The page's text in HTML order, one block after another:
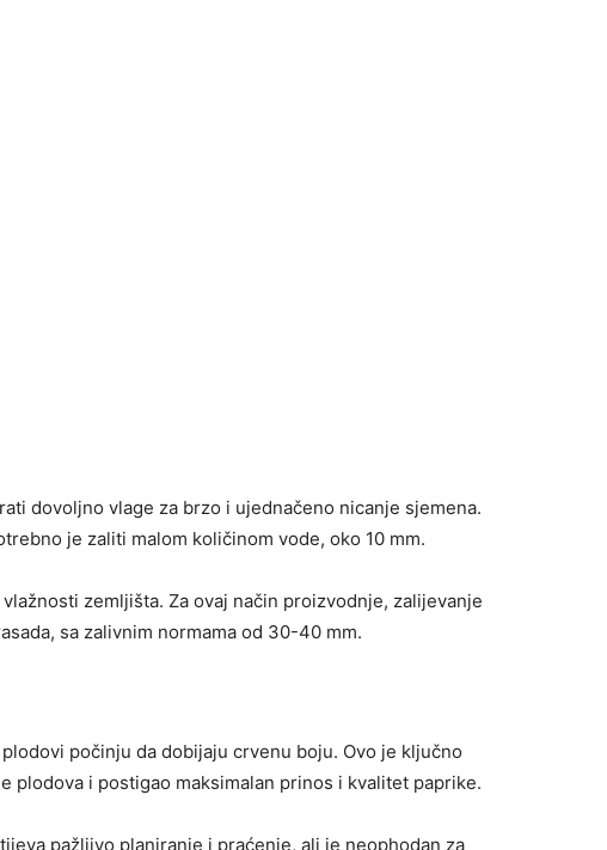
dovoljno vlage za brzo i ujednačeno nicanje sjemena.
je zaliti malom količinom vode, oko 10 mm.
zemljišta. Za ovaj način proizvodnje, zalijevanje
sa zalivnim normama od 30-40 mm.
počinju da dobijaju crvenu boju. Ovo je ključno
plodova i postigao maksimalan prinos i kvalitet paprike.
pažljivo planiranje i praćenje, ali je neophodan za